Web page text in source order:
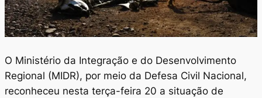
O Ministério da Integração e do Desenvolvimento
Regional (MIDR), por meio da Defesa Civil Nacional,
reconheceu nesta terça-feira 20 a situação de